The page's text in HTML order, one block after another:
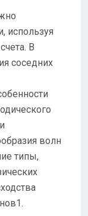
используя
В
соседних
волн
типы,